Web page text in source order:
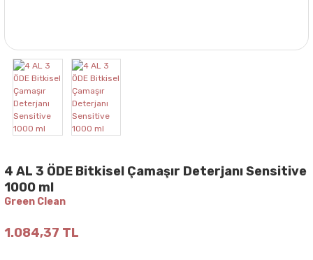
4 AL 3 ÖDE Bitkisel Çamaşır Deterjanı Sensitive
1000 ml
Green Clean
1.084,37 TL